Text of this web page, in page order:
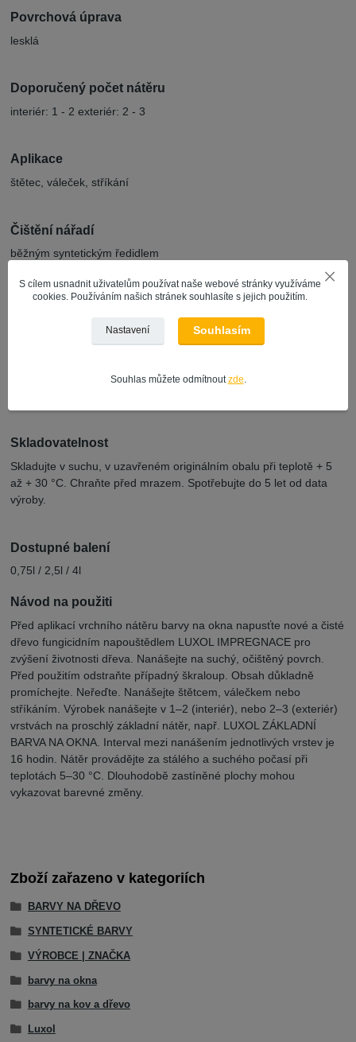
Povrchová úprava
lesklá
Doporučený počet nátěru
interiér: 1 - 2 exteriér: 2 - 3
Aplikace
štětec, váleček, stříkání
Čištění nářadí
běžným syntetickým ředidlem
Složení
na bázi rozpouštědel
Skladovatelnost
Skladujte v suchu, v uzavřeném originálním obalu při teplotě + 5
až + 30 °C. Chraňte před mrazem. Spotřebujte do 5 let od data
výroby.
Dostupné balení
0,75l / 2,5l / 4l
Návod na použiti
Před aplikací vrchního nátěru barvy na okna napusťte nové a čisté
dřevo fungicidním napouštědlem LUXOL IMPREGNACE pro
zvýšení životnosti dřeva. Nanášejte na suchý, očištěný povrch.
Před použitím odstraňte případný škraloup. Obsah důkladně
promíchejte. Neřeďte. Nanášejte štětcem, válečkem nebo
stříkáním. Výrobek nanášejte v 1–2 (interiér), nebo 2–3 (exteriér)
vrstvách na proschlý základní nátěr, např. LUXOL ZÁKLADNÍ
BARVA NA OKNA. Interval mezi nanášením jednotlivých vrstev je
16 hodin. Nátěr provádějte za stálého a suchého počasí při
teplotách 5–30 °C. Dlouhodobě zastíněné plochy mohou
vykazovat barevné změny.
Zboží zařazeno v kategoriích
BARVY NA DŘEVO
SYNTETICKÉ BARVY
VÝROBCE | ZNAČKA
barvy na okna
barvy na kov a dřevo
Luxol
S cílem usnadnit uživatelům používat naše webové stránky využíváme
cookies. Používáním našich stránek souhlasíte s jejich použitím.
Nastavení Souhlasím
Souhlas můžete odmítnoutzde.